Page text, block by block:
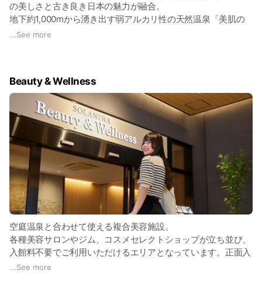
の美しさと古き良き日本の魅力が融合。
地下約1,000mから湧き出す弱アルカリ性の天然温泉「美肌の
湯」が、空庭温泉の自慢です。
っており、贅沢なひとときが楽しめます。また、坪庭付きの貸
切露天風呂で味わうプライベートな温泉体験は、至福そのも
の。
フォトスポットや縁日、アミューズメントエリア、庭園の散策
や足湯、岩盤浴など、一日中楽しめるアクティビティも充実し
ています。人気の浴衣スタイルの館内着もフォトジェニック。
気軽に、温泉旅行気分や旅館の趣を味わえるのが魅力です。
隣接する複合美容施設「SOLANIWA Beauty & Wellness」で
は、美容に特化したサービスが揃い、温泉と組み合わせること
で、一日でトータルビューティーを叶えることが可能となって
います。
...See more
Beauty & Wellness
空庭温泉と合わせて使える複合美容施設。
各種美容サロンやジム、コスメセレクトショップが立ち並び、
入館料不要でご利用いただけるエリアとなっています。正面入
口からお気軽に各店舗をご利用ください。
...See more